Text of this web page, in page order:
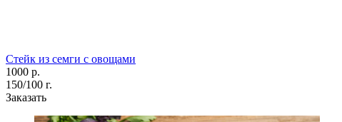
Стейк из семги с овощами
1000 р.
150/100 г.
Заказать